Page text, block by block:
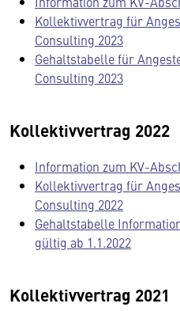
Kollektivvertrag für
Consulting 2023
Gehaltstabelle für
Consulting 2023
Kollektivvertrag 2022
Information zum KV-
Kollektivvertrag für
Consulting 2022
Gehaltstabelle
gültig ab 1.1.2022
Kollektivvertrag 2021